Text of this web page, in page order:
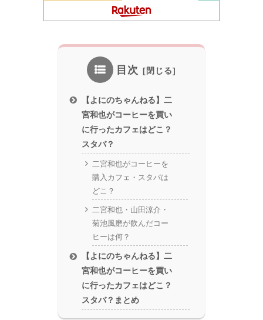
目次
【よにのちゃんねる】二
宮和也がコーヒーを買い
に行ったカフェはどこ？
スタバ？
二宮和也がコーヒーを
購入カフェ・スタバは
どこ？
二宮和也・山田涼介・
菊池風磨が飲んだコー
ヒーは何？
【よにのちゃんねる】二
宮和也がコーヒーを買い
に行ったカフェはどこ？
スタバ？まとめ